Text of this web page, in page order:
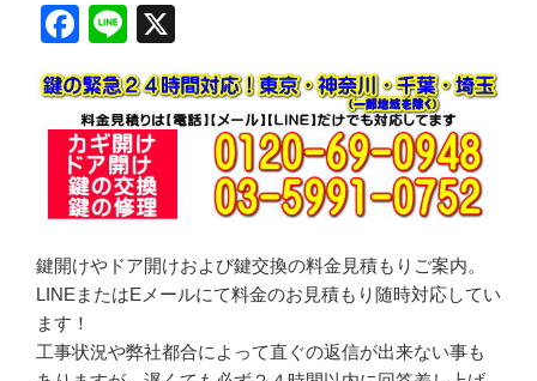
F
a
c
e
b
o
o
k
Li
e
鍵開けやドア開けおよび鍵交換の料金見積もりご案内。
LINEまたはEメールにて料金のお見積もり随時対応してい
ます！
工事状況や弊社都合によって直ぐの返信が出来ない事も